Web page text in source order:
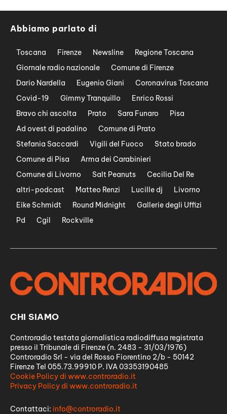
Abbiamo parlato di
Toscana Firenze Newsline
Regione Toscana
Giornale radio nazionale
Comune di Firenze
Dario Nardella
Eugenio Giani
Coronavirus Toscana
Covid-19
Gimmy Tranquillo
Enrico Rossi
Bravo chi ascolta
Prato Sara Funaro
Pisa
Ad ovest di padalino
Comune di Prato
Stefania Saccardi
Vigili del Fuoco
Stato brado
Comune di Pisa
Arma dei Carabinieri
Comune di Livorno
Salt Peanuts
Cecilia Del Re
altri-podcast
Matteo Renzi Lucille dj
Livorno
Eike Schmidt
Round Midnight
Gallerie degli Uffizi
Pd
Cgil Rockville
CHI SIAMO
Controradio testata giornalistica radiodiffusa registrata
presso il Tribunale di Firenze (n. 2483 - 31/03/1976)
Controradio Srl - via del Rosso Fiorentino 2/b - 50142
Firenze Tel 055.73.99910 P. IVA 03353190485
Cookie Policy di www.controradio.it
Privacy Policy di www.controradio.it
Contattaci: info@controradio.it